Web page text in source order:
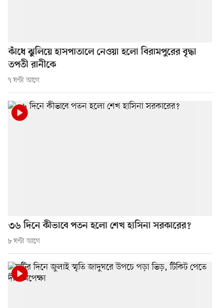
কাঁধে ঝুলিয়ে হাসপাতালে নেওয়া হলো বিরামপুরের বৃদ্ধা
তপতী রানীকে
৭ ঘণ্টা আগে
৩৬ দিনে কীভাবে পতন হলো শেখ হাসিনা সরকারের?
৮ ঘণ্টা আগে